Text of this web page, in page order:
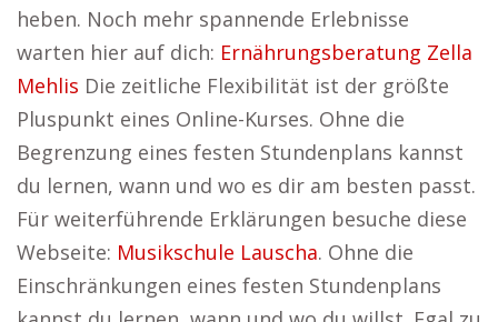
heben. Noch mehr spannende Erlebnisse
warten hier auf dich: Ernährungsberatung Zella
Mehlis Die zeitliche Flexibilität ist der größte
Pluspunkt eines Online-Kurses. Ohne die
Begrenzung eines festen Stundenplans kannst
du lernen, wann und wo es dir am besten passt.
Für weiterführende Erklärungen besuche diese
Webseite: Musikschule Lauscha. Ohne die
Einschränkungen eines festen Stundenplans